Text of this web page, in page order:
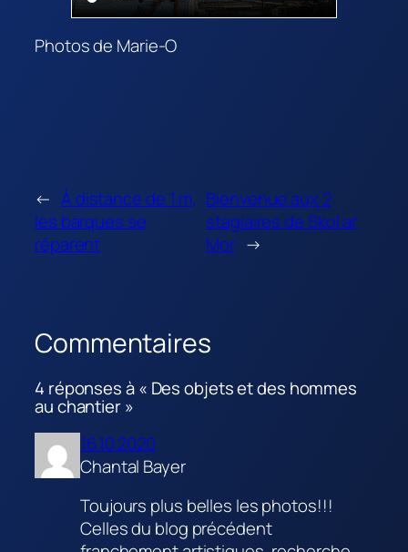
Photos de Marie-O
← À distance de 1 m,
les barques se
réparent
Bienvenue aux 2
stagiaires de Skol ar
Mor →
Commentaires
4 réponses à « Des objets et des hommes
au chantier »
16.10.2020
Chantal Bayer
Toujours plus belles les photos!!!
Celles du blog précédent